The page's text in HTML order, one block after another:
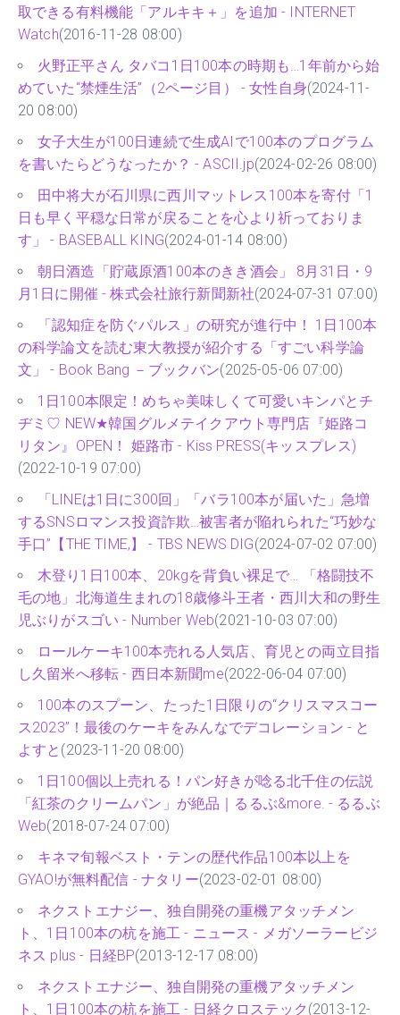
取できる有料機能「アルキキ＋」を追加 - INTERNET
Watch(2016-11-28 08:00)
火野正平さん タバコ1日100本の時期も…1年前から始
めていた“禁煙生活”（2ページ目） - 女性自身(2024-11-
20 08:00)
女子大生が100日連続で生成AIで100本のプログラム
を書いたらどうなったか？ - ASCII.jp(2024-02-26 08:00)
田中将大が石川県に西川マットレス100本を寄付「1
日も早く平穏な日常が戻ることを心より祈っておりま
す」 - BASEBALL KING(2024-01-14 08:00)
朝日酒造「貯蔵原酒100本のきき酒会」 8月31日・9
月1日に開催 - 株式会社旅行新聞新社(2024-07-31 07:00)
「認知症を防ぐパルス」の研究が進行中！ 1日100本
の科学論文を読む東大教授が紹介する「すごい科学論
文」 - Book Bang －ブックバン(2025-05-06 07:00)
1日100本限定！めちゃ美味しくて可愛いキンパとチ
ヂミ♡ NEW★韓国グルメテイクアウト専門店『姫路コ
リタン』OPEN！ 姫路市 - Kiss PRESS(キッスプレス)
(2022-10-19 07:00)
「LINEは1日に300回」「バラ100本が届いた」急増
するSNSロマンス投資詐欺…被害者が陥れられた“巧妙な
手口”【THE TIME,】 - TBS NEWS DIG(2024-07-02 07:00)
木登り1日100本、20kgを背負い裸足で… 「格闘技不
毛の地」北海道生まれの18歳修斗王者・西川大和の野生
児ぶりがスゴい - Number Web(2021-10-03 07:00)
ロールケーキ100本売れる人気店、育児との両立目指
し久留米へ移転 - 西日本新聞me(2022-06-04 07:00)
100本のスプーン、たった1日限りの“クリスマスコー
ス2023”！最後のケーキをみんなでデコレーション - と
よすと (2023-11-20 08:00)
1日100個以上売れる！パン好きが唸る北千住の伝説
「紅茶のクリームパン」が絶品｜るるぶ&more. - るるぶ
Web(2018-07-24 07:00)
キネマ旬報ベスト・テンの歴代作品100本以上を
GYAO!が無料配信 - ナタリー(2023-02-01 08:00)
ネクストエナジー、独自開発の重機アタッチメン
ト、1日100本の杭を施工 - ニュース - メガソーラービジ
ネス plus - 日経BP(2013-12-17 08:00)
ネクストエナジー、独自開発の重機アタッチメン
ト、1日100本の杭を施工 - 日経クロステック (2013-12-